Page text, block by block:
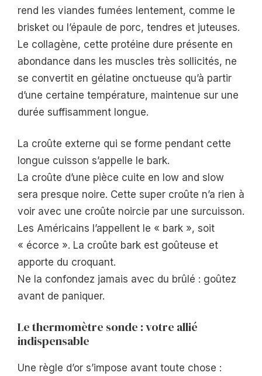
rend les viandes fumées lentement, comme le
brisket ou l’épaule de porc, tendres et juteuses.
Le collagène, cette protéine dure présente en
abondance dans les muscles très sollicités, ne
se convertit en gélatine onctueuse qu’à partir
d’une certaine température, maintenue sur une
durée suffisamment longue.
La croûte externe qui se forme pendant cette
longue cuisson s’appelle le bark.
La croûte d’une pièce cuite en low and slow
sera presque noire. Cette super croûte n’a rien à
voir avec une croûte noircie par une surcuisson.
Les Américains l’appellent le « bark », soit
« écorce ». La croûte bark est goûteuse et
apporte du croquant.
Ne la confondez jamais avec du brûlé : goûtez
avant de paniquer.
Le thermomètre sonde : votre allié
indispensable
Une règle d’or s’impose avant toute chose :